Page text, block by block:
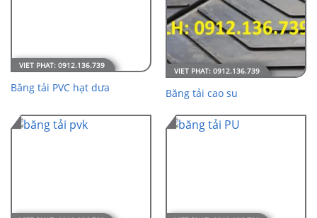
Băng tải PVC hạt dưa Băng tải cao su